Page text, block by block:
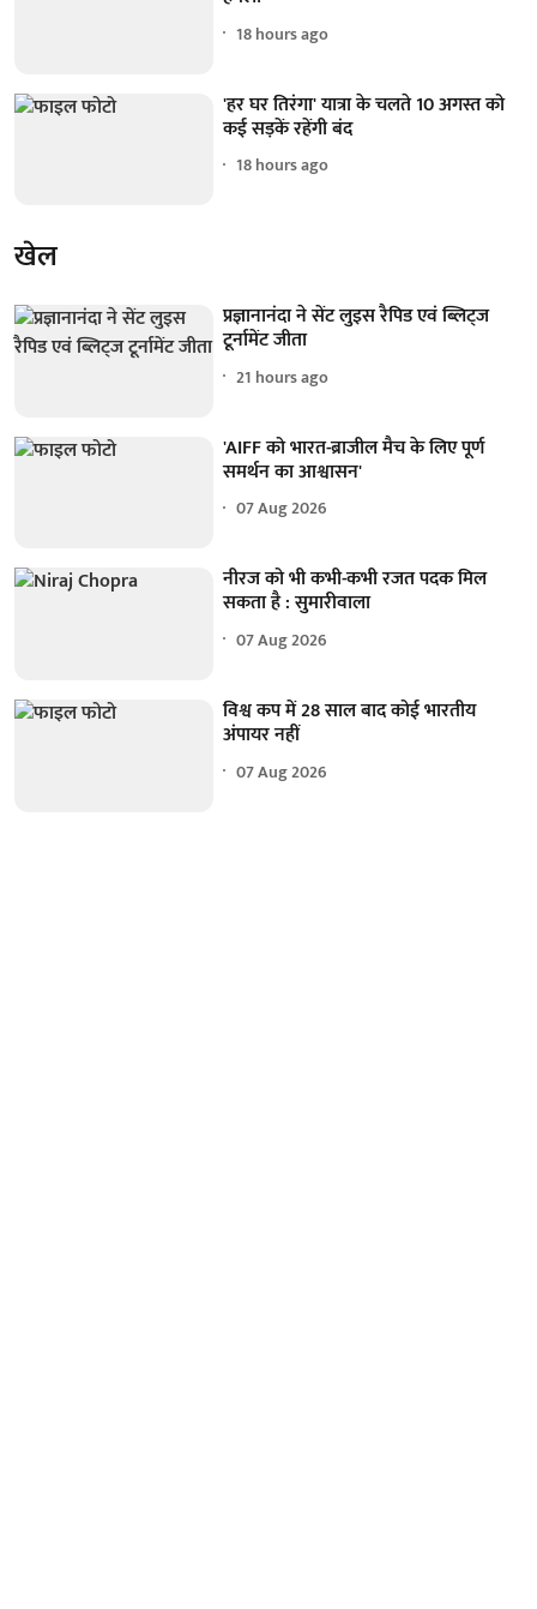
18 hours ago
'हर घर तिरंगा' यात्रा के चलते 10 अगस्त को
कई सड़कें रहेंगी बंद
18 hours ago
खेल
प्रज्ञानानंदा ने सेंट लुइस रैपिड एवं ब्लिट्ज
टूर्नामेंट जीता
21 hours ago
'AIFF को भारत-ब्राजील मैच के लिए पूर्ण
समर्थन का आश्वासन'
07 Aug 2026
नीरज को भी कभी-कभी रजत पदक मिल
सकता है : सुमारीवाला
07 Aug 2026
विश्व कप में 28 साल बाद कोई भारतीय
अंपायर नहीं
07 Aug 2026